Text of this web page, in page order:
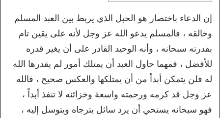
إن الدعاء باختصار هو الحبل الذي يربط بين العبد المسلم
وخالقه ، فالمسلم يدعو الله عز وجل لأنه على يقين تام
بقدرته سبحانه ، وأنه الوحيد القادر على أن يغير قدره
للأفضل ، فمهما حاول العبد أن يمتلك أمور لم يقدرها الله
له فلن يتمكن أبداً من أن يمتلكها والعكس صحيح ، فالله
عز وجل قد كرمه ورحمته واسعة وخزائنه لا تنفذ أبداً ،
فهو سبحانه يستحي أن يرد سائل يترجاه ويتوسل إليه ،